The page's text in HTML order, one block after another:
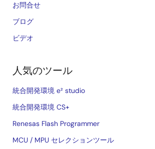
お問合せ
ブログ
ビデオ
人気のツール
統合開発環境 e² studio
統合開発環境 CS+
Renesas Flash Programmer
MCU / MPU セレクションツール